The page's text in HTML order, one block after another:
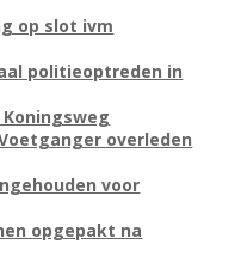
op slot ivm
politieoptreden in
overleden
voor
opgepakt na